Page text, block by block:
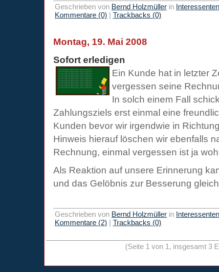
Geschrieben von Bernd Holzmüller in
Kommentare (0) | Trackbacks (0)
Montag, 19. Mai 2008
Sofort erledigen
Ein Kunde hat in letzter
vergessen seine
In solch einem Fall
Zahlungsziels erst einmal eine
Kunden bevor wir irgendwie in
Hinweis hierauf löschen wir ebenfalls
Rechnung, einmal vergessen ist ja
Als Reaktion auf unsere Erinnerung
und das Gelöbnis zur Besserung
Geschrieben von Bernd Holzmüller in
Kommentare (2) | Trackbacks (0)
(Seite 1 von 1, insgesamt 3